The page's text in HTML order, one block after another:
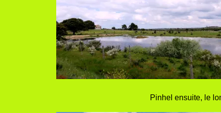
Pinhel ensuite, le